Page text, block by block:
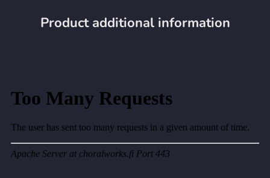
Product additional information